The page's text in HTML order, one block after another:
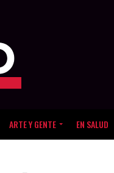
ARTE Y GENTE EN SALUD